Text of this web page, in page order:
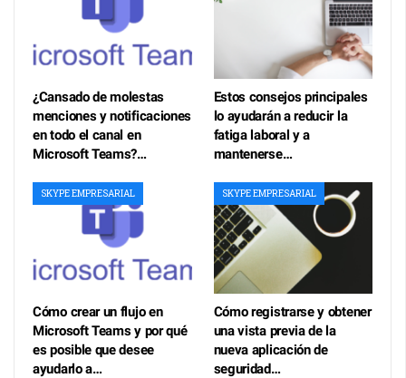
¿Cansado de molestas
menciones y notificaciones
en todo el canal en
Microsoft Teams?…
Estos consejos principales
lo ayudarán a reducir la
fatiga laboral y a
mantenerse…
SKYPE EMPRESARIAL
Cómo crear un flujo en
Microsoft Teams y por qué
es posible que desee
ayudarlo a…
SKYPE EMPRESARIAL
Cómo registrarse y obtener
una vista previa de la
nueva aplicación de
seguridad…